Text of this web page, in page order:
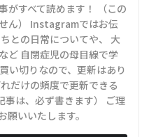
がすべて読めます！ （この
ん） Instagramではお伝
との日常についてや、 大
ど 自閉症児の母目線で学
い切りなので、更新はあり
だけの頻度で更新できる
事は、必ず書きます） ご理
いいたします。